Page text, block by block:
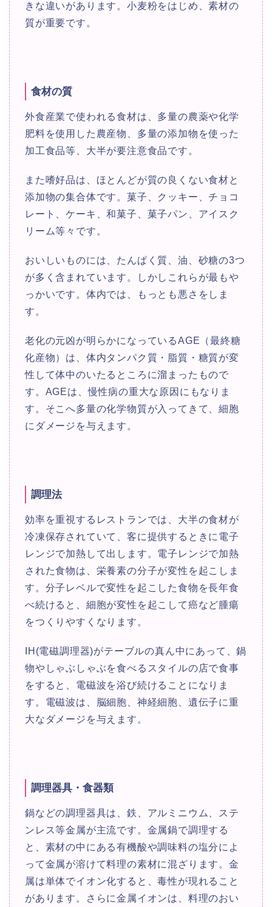
きな違いがあります。小麦粉をはじめ、素材の
質が重要です。
食材の質
外食産業で使われる食材は、多量の農薬や化学
肥料を使用した農産物、多量の添加物を使った
加工食品等、大半が要注意食品です。
また嗜好品は、ほとんどが質の良くない食材と
添加物の集合体です。菓子、クッキー、チョコ
レート、ケーキ、和菓子、菓子パン、アイスク
リーム等々です。
おいしいものには、たんぱく質、油、砂糖の3つ
が多く含まれています。しかしこれらが最もや
っかいです。体内では、もっとも悪さをしま
す。
老化の元凶が明らかになっているAGE（最終糖
化産物）は、体内タンパク質・脂質・糖質が変
性して体中のいたるところに溜まったもので
す。AGEは、慢性病の重大な原因にもなりま
す。そこへ多量の化学物質が入ってきて、細胞
にダメージを与えます。
調理法
効率を重視するレストランでは、大半の食材が
冷凍保存されていて、客に提供するときに電子
レンジで加熱して出します。電子レンジで加熱
された食物は、栄養素の分子が変性を起こしま
す。分子レベルで変性を起こした食物を長年食
べ続けると、細胞が変性を起こして癌など腫瘍
をつくりやすくなります。
IH(電磁調理器)がテーブルの真ん中にあって、鍋
物やしゃぶしゃぶを食べるスタイルの店で食事
をすると、電磁波を浴び続けることになりま
す。電磁波は、脳細胞、神経細胞、遺伝子に重
大なダメージを与えます。
調理器具・食器類
鍋などの調理器具は、鉄、アルミニウム、ステ
ンレス等金属が主流です。金属鍋で調理する
と、素材の中にある有機酸や調味料の塩分によ
って金属が溶けて料理の素材に混ざります。金
属は単体でイオン化すると、毒性が現れること
があります。さらに金属イオンは、料理のおい